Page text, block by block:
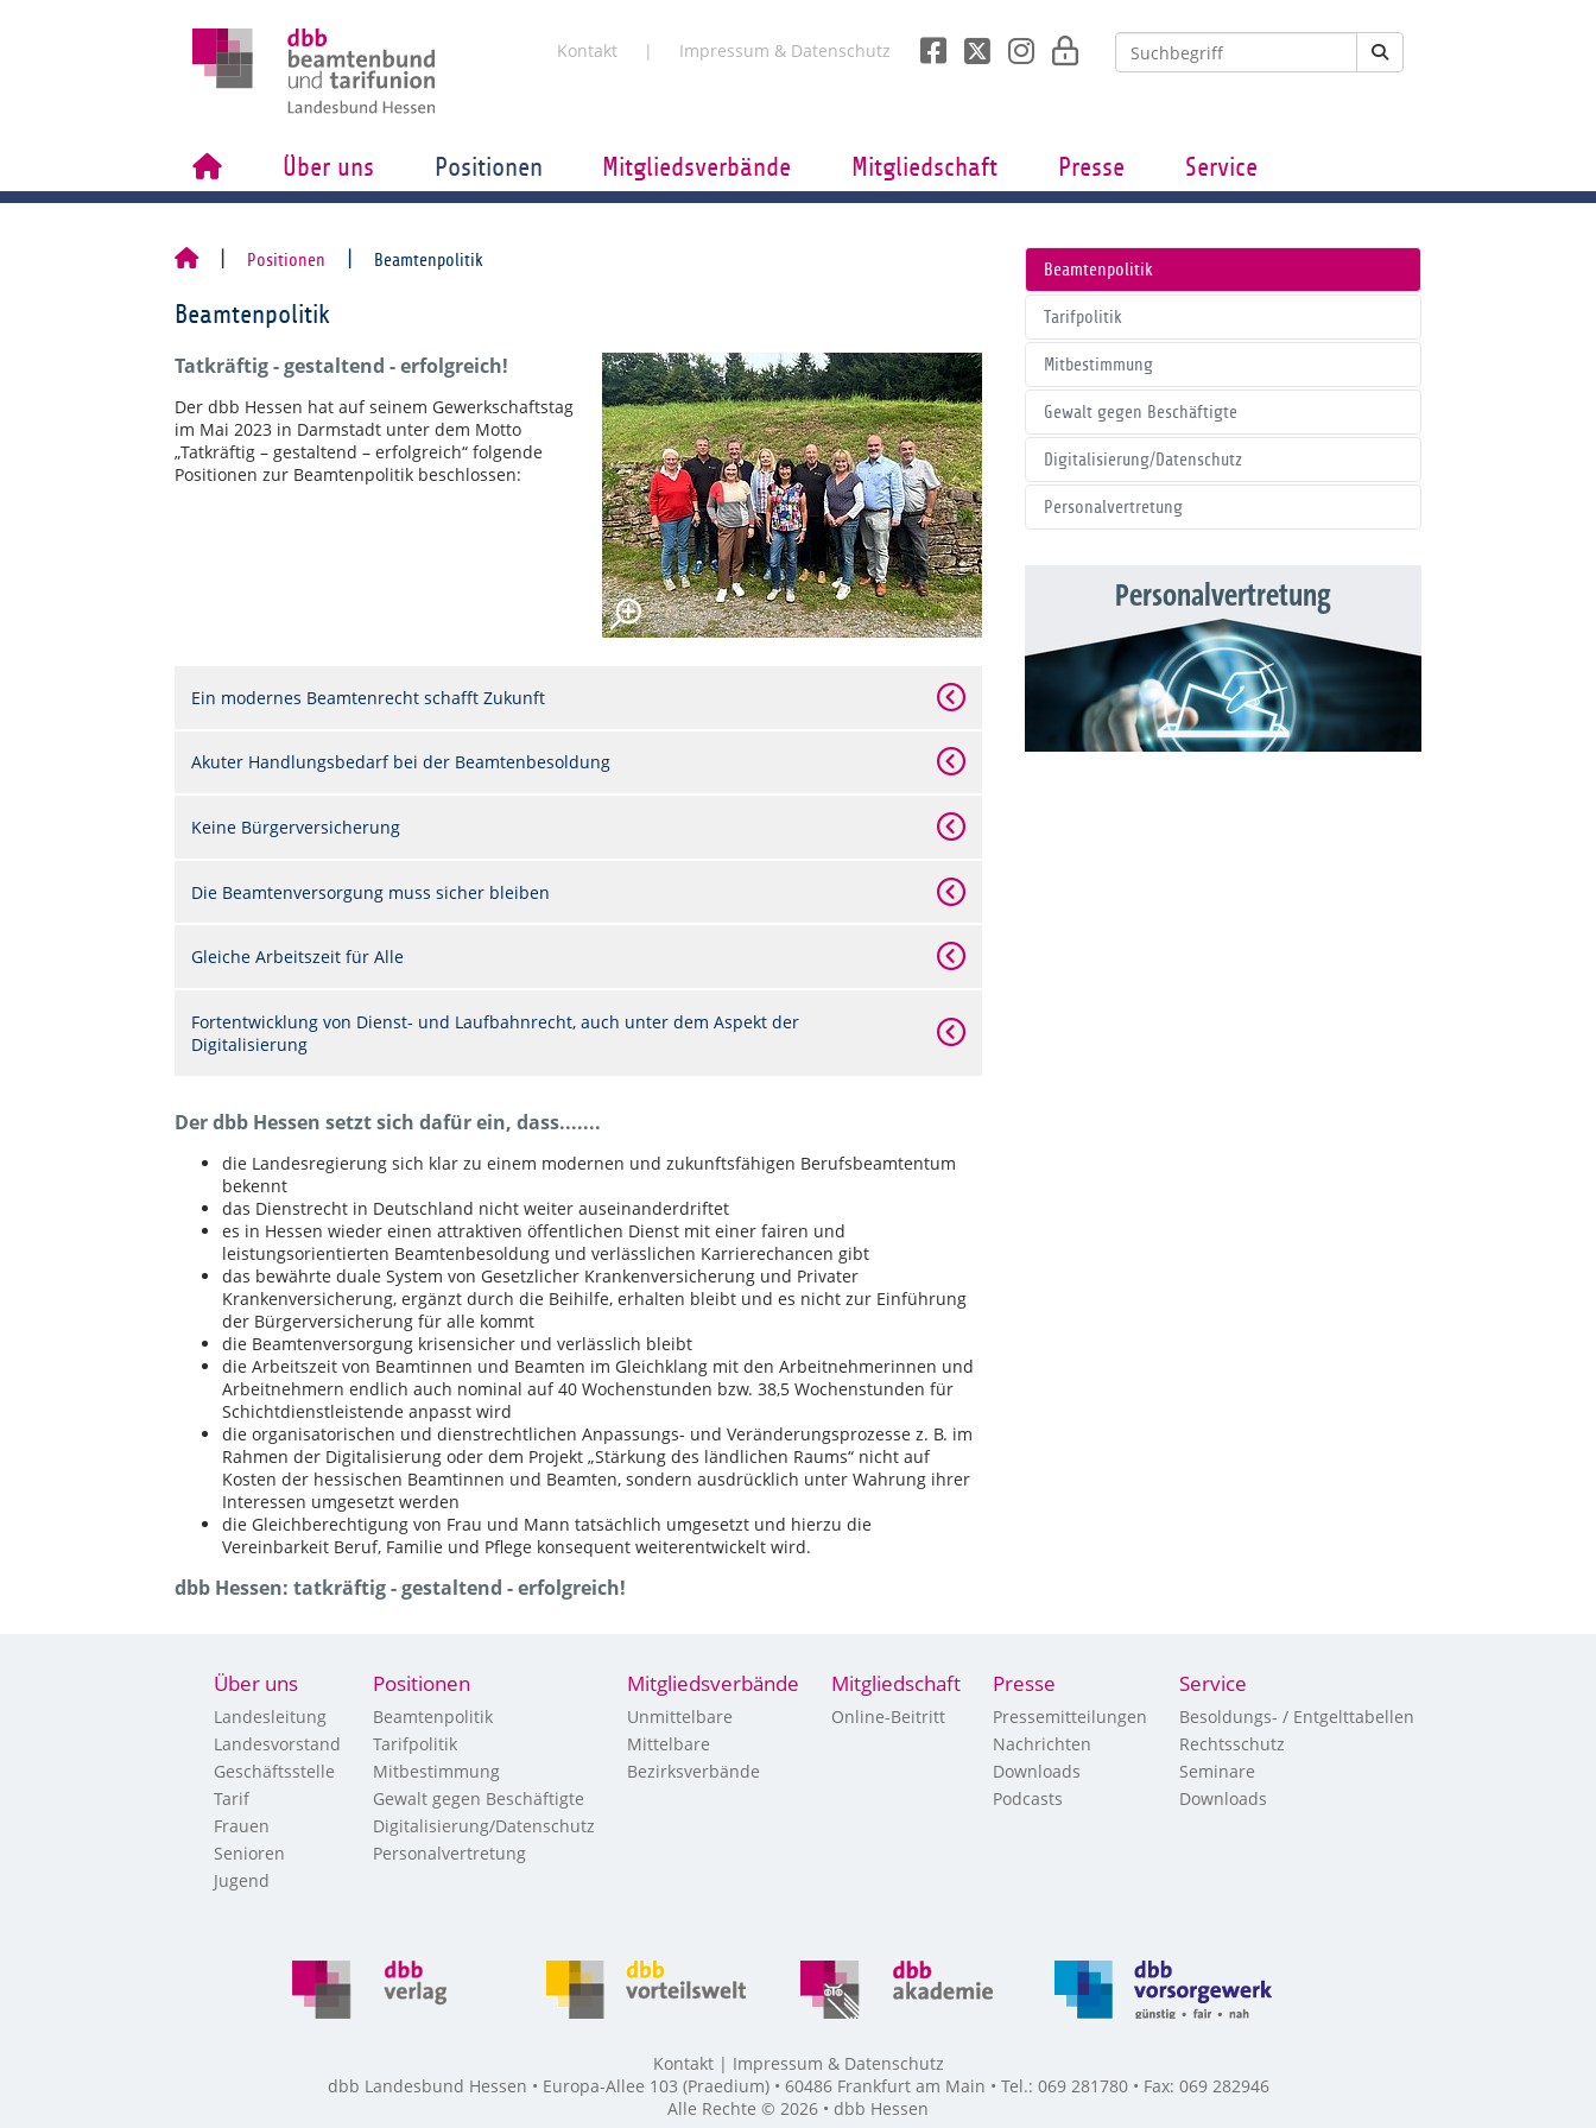
Kontakt Impressum & Datenschutz
Über uns Positionen Mitgliedsverbände Mitgliedschaft Presse Service
Positionen Beamtenpolitik
Beamtenpolitik
Tatkräftig - gestaltend - erfolgreich!
Der dbb Hessen hat auf seinem Gewerkschaftstag
im Mai 2023 in Darmstadt unter dem Motto
„Tatkräftig – gestaltend – erfolgreich“ folgende
Positionen zur Beamtenpolitik beschlossen:
Ein modernes Beamtenrecht schafft Zukunft
Akuter Handlungsbedarf bei der Beamtenbesoldung
Keine Bürgerversicherung
Die Beamtenversorgung muss sicher bleiben
Gleiche Arbeitszeit für Alle
Fortentwicklung von Dienst- und Laufbahnrecht, auch unter dem Aspekt der
Digitalisierung
Der dbb Hessen setzt sich dafür ein, dass.......
die Landesregierung sich klar zu einem modernen und zukunftsfähigen Berufsbeamtentum
bekennt
das Dienstrecht in Deutschland nicht weiter auseinanderdriftet
es in Hessen wieder einen attraktiven öffentlichen Dienst mit einer fairen und
leistungsorientierten Beamtenbesoldung und verlässlichen Karrierechancen gibt
das bewährte duale System von Gesetzlicher Krankenversicherung und Privater
Krankenversicherung, ergänzt durch die Beihilfe, erhalten bleibt und es nicht zur Einführung
der Bürgerversicherung für alle kommt
die Beamtenversorgung krisensicher und verlässlich bleibt
die Arbeitszeit von Beamtinnen und Beamten im Gleichklang mit den Arbeitnehmerinnen und
Arbeitnehmern endlich auch nominal auf 40 Wochenstunden bzw. 38,5 Wochenstunden für
Schichtdienstleistende anpasst wird
die organisatorischen und dienstrechtlichen Anpassungs- und Veränderungsprozesse z. B. im
Rahmen der Digitalisierung oder dem Projekt „Stärkung des ländlichen Raums“ nicht auf
Kosten der hessischen Beamtinnen und Beamten, sondern ausdrücklich unter Wahrung ihrer
Interessen umgesetzt werden
die Gleichberechtigung von Frau und Mann tatsächlich umgesetzt und hierzu die
Vereinbarkeit Beruf, Familie und Pflege konsequent weiterentwickelt wird.
dbb Hessen: tatkräftig - gestaltend - erfolgreich!
Beamtenpolitik
Tarifpolitik
Mitbestimmung
Gewalt gegen Beschäftigte
Digitalisierung/Datenschutz
Personalvertretung
Personalvertretung
Über uns
Landesleitung
Landesvorstand
Geschäftsstelle
Tarif
Frauen
Senioren
Jugend
Positionen
Beamtenpolitik
Tarifpolitik
Mitbestimmung
Gewalt gegen Beschäftigte
Digitalisierung/Datenschutz
Personalvertretung
Mitgliedsverbände
Unmittelbare
Mittelbare
Bezirksverbände
Mitgliedschaft
Online-Beitritt
Presse
Pressemitteilungen
Nachrichten
Downloads
Podcasts
Service
Besoldungs- / Entgelttabellen
Rechtsschutz
Seminare
Downloads
Kontakt
Impressum & Datenschutz
dbb Landesbund Hessen • Europa-Allee 103 (Praedium) • 60486 Frankfurt am Main • Tel.: 069 281780 • Fax: 069 282946
Alle Rechte © 2026 • dbb Hessen